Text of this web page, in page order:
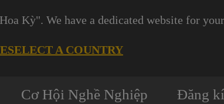
Kỳ". We have a dedicated website for
SELECT A COUNTRY
Cơ Hội Nghề Nghiệp Đăng kí